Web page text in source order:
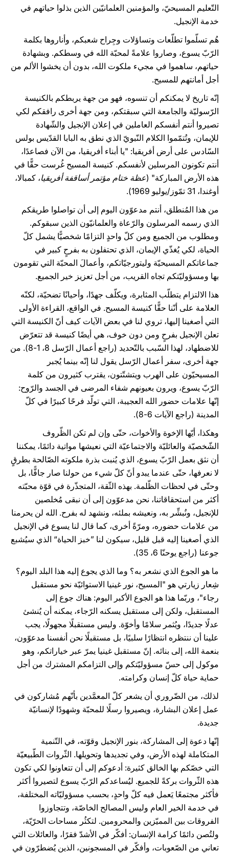
التّعليم المسيحيّ، والمؤمنين العلمانيّين الذين بذلوا حياتهم في
خدمة الإنجيل.
هُم تسلّموا تطلّعات وتساؤلات وجِراح شعبكم، وأناروها بكلمة
الرّبّ يسوع، وصاروا علامةً لمحبّة الله في وسطكم. وبشهادة
حياتهم، ساهموا في مجيء ملكوت الله، بدون أن يخشوا الألم من
أجل أمانتهم للمسيح.
إنّه تاريخ لا يمكنكم أن تنسوه، فهو من جهة يربطكم بالكنيسة
الرّسوليّة والجامعة التي سبقتكم، ومن جهة أخرى رافقكم لكي
تصيروا أنتم أنفسكم العاملين في إعلان الإنجيل والشّهادة
للإيمان، وتُتمّموا الكلام النّبويّ الذي نطق به البابا القدّيس بولس
السّادس على أرض أفريقيا: "يا أبناء أفريقيا، من الآن فصاعدًا،
أنتم تكونون المرسلين لأنفسكم. كنيسة المسيح غُرست حقًّا في
هذه الأرض المباركة" (عظة ختام مؤتمر أساقفة أفريقيا، كمبالا،
أوغندا، 31 تمّوز/يوليو 1969).
من هذا المُنطلق، أنتم مدعوّون اليوم إلى أن تواصلوا طريقكم
الذي رسمه المرسلون والرّعاة والعلمانيّون الذين سبقوكم.
ومطلوب من الجميع ومن كلّ واحدٍ التزامًا شخصيًّا يشمل كلّ
الحياة، لكي يُغذّي الإيمان، الذي تحتفلون به بفرحٍ كبير في
جماعاتكم المسيحيّة وليتورجيّاتكم، وأعمالَ المحبّة التي تقومون
بها ومسؤوليّتكم تجاه القريب، من أجل تعزيز خير الجميع.
هذا الالتزام يتطلّب المثابرة، ويكلّف جهدًا، وأحيانًا تضحيّة، لكنّه
العلامة على أنّنا حقًّا كنيسة المسيح. في الواقع، القراءة الأولى
التي أصغينا إليها، تروي لنا في بعض الآيات كيف أنّ الكنيسة التي
تعلن الإنجيل بفرحٍ ومن دون خوف، هي أيضًا كنيسة قد تتعرّض
للاضطهاد، لهذا السّبب بالتّحديد (راجع أعمال الرّسل 8، 1-8). من
جهة أخرى، سفر أعمال الرّسل يقول لنا إنّه بينما يُجبر
المسيحيّون على الهرب ويتشتّتون، يقترب كثيرون من كلمة
الرّبّ يسوع، ويرون بعيونهم شفاء المرضى في الجسد والرّوح:
إنّها علامات حضور الله العجيبة، التي تولّد فرحًا كبيرًا في كلّ
المدينة (راجع الآيات 6-8).
وهكذا، أيّها الإخوة والأخوات، حتّى وإن لم تكن الظّروف
الشّخصيّة والعائليّة والاجتماعيّة التي نعيشها مواتية دائمًا، يمكننا
أن نثق بعمل الرّبّ يسوع، الذي يُنبت بذرة ملكوته الصّالحة بطرقٍ
لا نعرفها، حتّى عندما يبدو أنّ كلّ شيء من حولنا صار جافًّا، بل
وحتّى في لحظات الظّلمة. بهذه الثّقة، المتجذّرة في قوّة محبّته
أكثر من استحقاقاتنا، نحن مدعوّون إلى أن نبقى مُخلصين
للإنجيل، ونُبشِّر به، ونعيشه بملئه، ونشهد له بفرح. الله لن يحرمنا
من علامات حضوره، ومرّةً أخرى، كما قال لنا يسوع في الإنجيل
الذي أصغينا إليه قبل قليل، سيكون لنا ”خبز الحياة“ الذي سيُشبع
جوعنا (راجع يوحنّا 6، 35).
ما هو الجوع الذي نشعر به؟ وما الذي يجوع إليه هذا البلد اليوم؟
شِعار زيارتي هو "المسيح، نور غينيا الاستوائيّة نحو مستقبل
رجاء"، وربّما هذا هو الجوع الأكبر اليوم: هناك جوع إلى
المستقبل، ولكن إلى مستقبل يسكنه الرّجاء، يمكنه أن يُنشئ
عدلًا جديدًا، ويُثمر سلامًا وأخوّة. وليس مستقبلًا مجهولًا، يجب
علينا أن ننتظره انتظارًا سلبيًا، بل مستقبلًا نحن أنفسنا مدعوّون،
بنعمة الله، إلى بنائه. إنّ مستقبل غينيا يمرّ عبر خياراتكم، وهو
موكول إلى حسّ مسؤوليّتكم وإلى التزامكم المشترك من أجل
حماية حياة كلّ إنسان وكرامته.
لذلك، من الضّروري أن يشعر كلّ المعمَّدين بأنّهم مُشاركون في
عمل إعلان البشارة، ويصيروا رسلًا للمحبّة وشهودًا لإنسانيّة
جديدة.
إنّها دعوة إلى المشاركة، بنور الإنجيل وقوّته، في التّنمية
المتكاملة لهذه الأرض، وفي تجديدها وتحويلها. الثّروات الطّبيعيّة
التي خصّكم بها الخالق كثيرة: أدعوكم إلى أن تتعاونوا لكي تكون
هذه الثّروات بركةً للجميع. ليُساعدكم الرّبّ يسوع لتصيروا أكثر
فأكثر مجتمعًا يَعمل فيه كلّ واحدٍ، بحسب مسؤوليّاته المختلفة،
في خدمة الخير العام وليس المصالح الخاصّة، وتتجاوزوا
الفروقات بين المميّزين والمحرومين. لتكثُر مساحات الحرّيّة،
ولتُصن دائمًا كرامة الإنسان: أفكّر في الأشدّ فقرًا، والعائلات التي
تعاني من الصّعوبات، وأفكّر في المسجونين، الذين يُضطرّون في